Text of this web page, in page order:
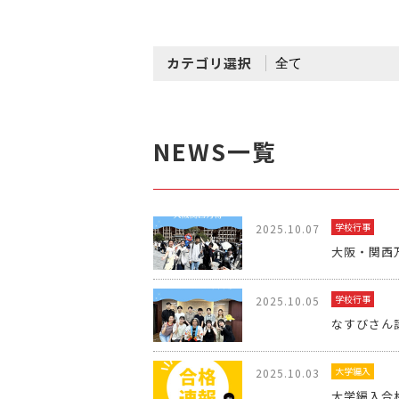
カテゴリ選択
NEWS一覧
2025.10.07 学校行事
大阪・関西
2025.10.05 学校行事
なすびさん
2025.10.03 大学編入